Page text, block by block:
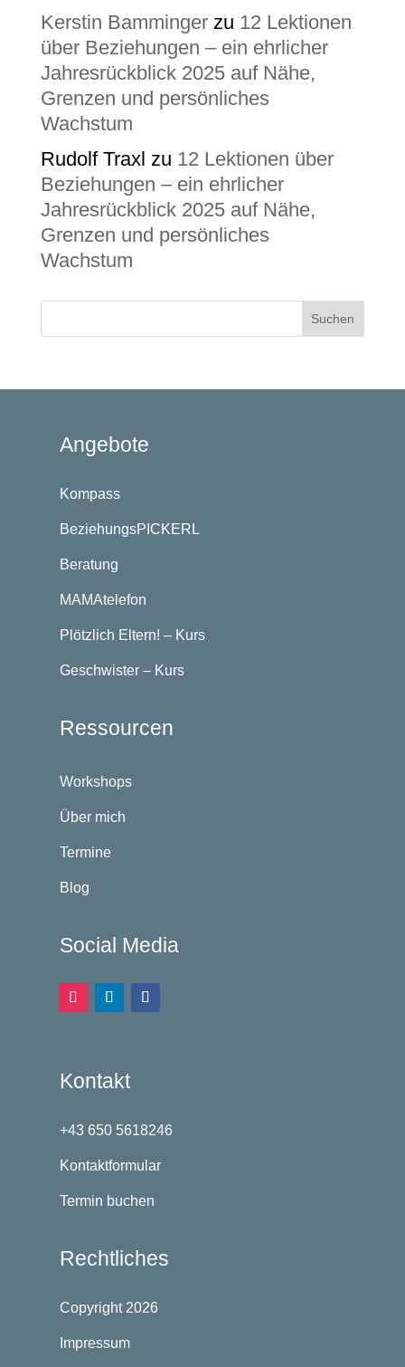
Kerstin Bammingerzu 12 Lektionen
über Beziehungen – ein ehrlicher
Jahresrückblick 2025 auf Nähe,
Grenzen und persönliches
Wachstum
Rudolf Traxl zu 12 Lektionen über
Beziehungen – ein ehrlicher
Jahresrückblick 2025 auf Nähe,
Grenzen und persönliches
Wachstum
Angebote
Kompass
BeziehungsPICKERL
Beratung
MAMAtelefon
Plötzlich Eltern! – Kurs
Geschwister – Kurs
Ressourcen
Workshops
Über mich
Termine
Blog
Social Media
Kontakt
+43 650 5618246
Kontaktformular
Termin buchen
Rechtliches
Copyright 2026
Impressum